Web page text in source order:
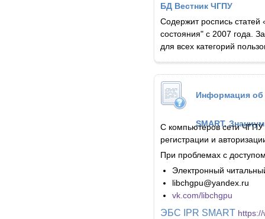
БД Вестник ЧГПУ
Содержит роспись
состояния" с 2007 года.
для всех категорий
Информация об
SMART,
С компьютеров сети ЧГПУ
регистрации и
При проблемах с
Электронный
libchgpu@yandex.ru
vk.com/libchgpu
ЭБС IPR SMART